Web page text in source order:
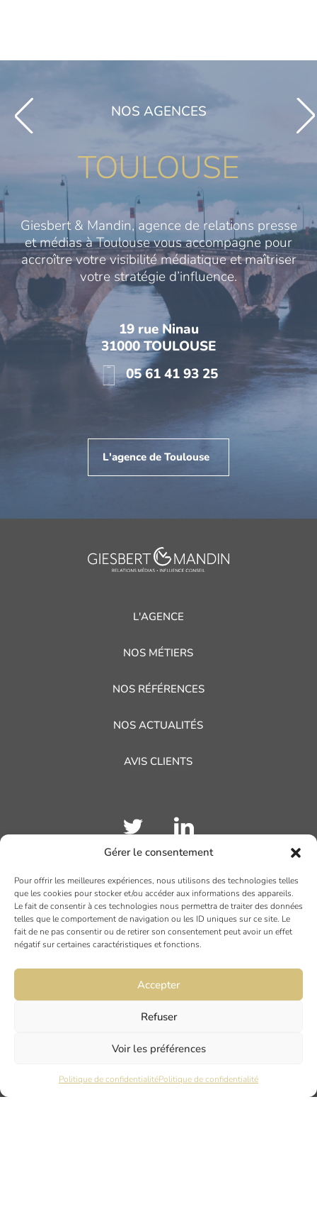
Gérer le consentement
Pour offrir les meilleures expériences, nous utilisons des technologies telles
que les cookies pour stocker et/ou accéder aux informations des appareils.
Le fait de consentir à ces technologies nous permettra de traiter des données
telles que le comportement de navigation ou les ID uniques sur ce site. Le
fait de ne pas consentir ou de retirer son consentement peut avoir un effet
négatif sur certaines caractéristiques et fonctions.
Accepter
Refuser
Voir les préférences
Politique de confidentialitéPolitique de confidentialité
NOS AGENCES
TOULOUSE
Giesbert & Mandin, agence de relations presse
et médias à Toulouse vous accompagne pour
accroître votre visibilité médiatique et maîtriser
votre stratégie d’influence.
19 rue Ninau
31000 TOULOUSE
05 61 41 93 25
L'agence de Toulouse
L'AGENCE
NOS MÉTIERS
NOS RÉFÉRENCES
NOS ACTUALITÉS
AVIS CLIENTS
TOULOUSE
19 rue Ninau
31000 TOULOUSE
DIJON
6 rue du Docteur Chaussier
NANTES
45 rue Maréchal Joffre
44000 Nantes